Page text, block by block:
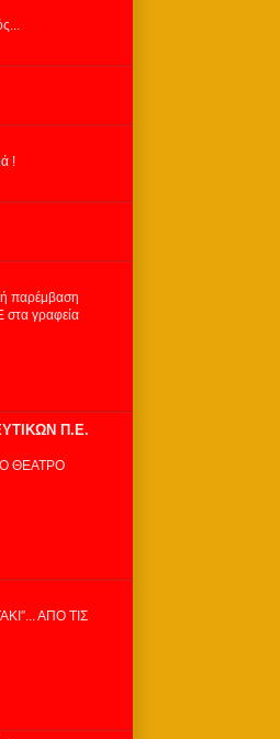
!
παρέμβαση
γραφεία
Π.Ε.
ΘΕΑΤΡΟ
ΑΠΟ ΤΙΣ